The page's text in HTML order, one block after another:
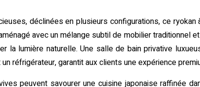
déclinées en plusieurs configurations, ce ryokan
avec un mélange subtil de mobilier traditionnel
la lumière naturelle. Une salle de bain privative
réfrigérateur, garantit aux clients une expérience
peuvent savourer une cuisine japonaise raffinée